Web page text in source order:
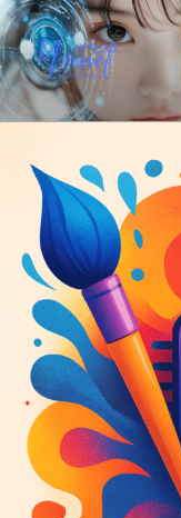
コ
ン
テ
ン
ツ
YUINET